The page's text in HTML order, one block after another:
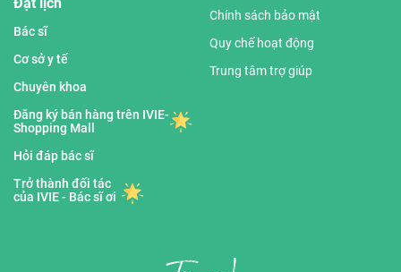
Bác sĩ
Cơ sở y tế
Chuyên khoa
Đăng ký bán hàng trên IVIE-
Shopping Mall
Hỏi đáp bác sĩ
Trở thành đối tác
của IVIE - Bác sĩ ơi
Chính sách bảo mật
Quy chế hoạt động
Trung tâm trợ giúp